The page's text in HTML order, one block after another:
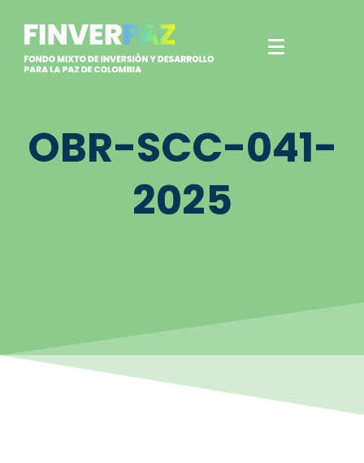
OBR-SCC-041-
2025